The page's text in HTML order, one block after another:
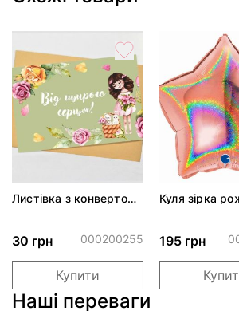
Листівка з конвертом
30 грн 000200255
Купити
Куля зірка
195 грн
Наші переваги